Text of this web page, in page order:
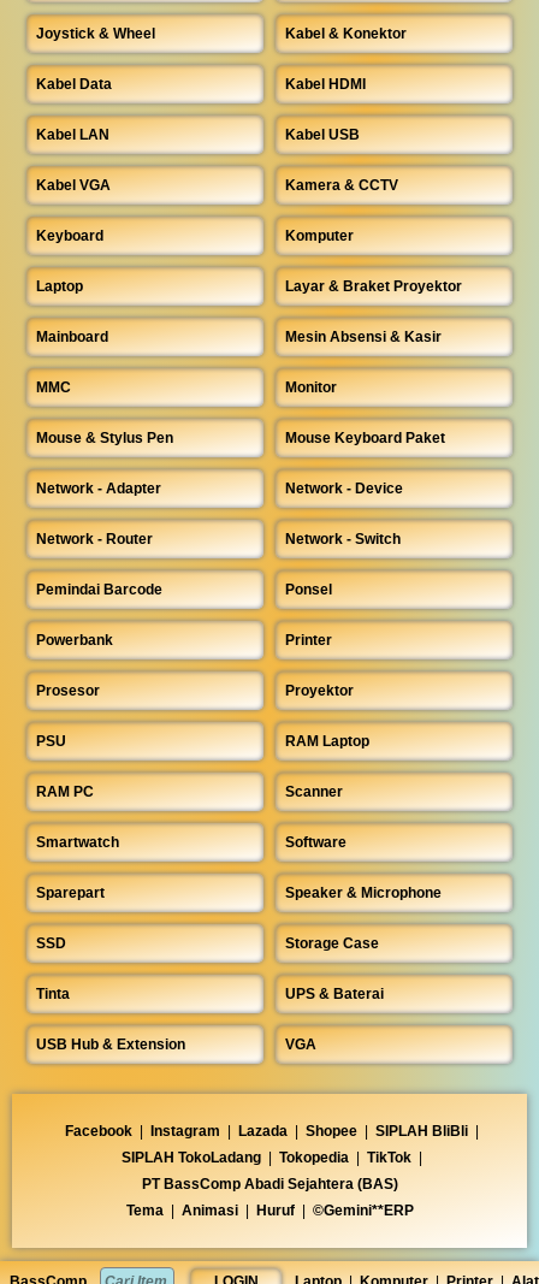
Joystick & Wheel Kabel & Konektor
Kabel Data Kabel HDMI
Kabel LAN Kabel USB
Kabel VGA Kamera & CCTV
Keyboard Komputer
Laptop Layar & Braket Proyektor
Mainboard Mesin Absensi & Kasir
MMC Monitor
Mouse & Stylus Pen Mouse Keyboard Paket
Network - Adapter Network - Device
Network - Router Network - Switch
Pemindai Barcode Ponsel
Powerbank Printer
Prosesor Proyektor
PSU RAM Laptop
RAM PC Scanner
Smartwatch Software
Sparepart Speaker & Microphone
SSD Storage Case
Tinta UPS & Baterai
USB Hub & Extension VGA
Facebook | Instagram | Lazada | Shopee | SIPLAH BliBli |
SIPLAH TokoLadang | Tokopedia | TikTok |
PT BassComp Abadi Sejahtera (BAS)
Tema | Animasi | Huruf | ©Gemini**ERP